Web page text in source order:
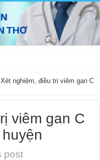
Xét nghiệm, điều trị viêm gan C
viêm gan C
post